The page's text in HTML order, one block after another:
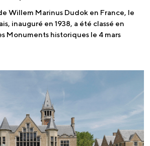
Willem Marinus Dudok en France, le
inauguré en 1938, a été classé en
Monuments historiques le 4 mars